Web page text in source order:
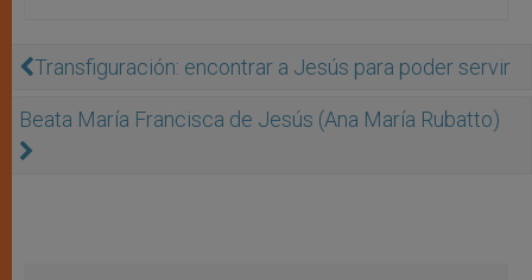
Transfiguración: encontrar a Jesús para poder servir
Beata María Francisca de Jesús (Ana María Rubatto)